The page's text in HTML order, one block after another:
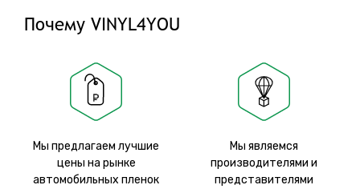
Почему VINYL4YOU
Мы предлагаем лучшие
цены на рынке
автомобильных пленок
Мы являемся
производителями и
представителями